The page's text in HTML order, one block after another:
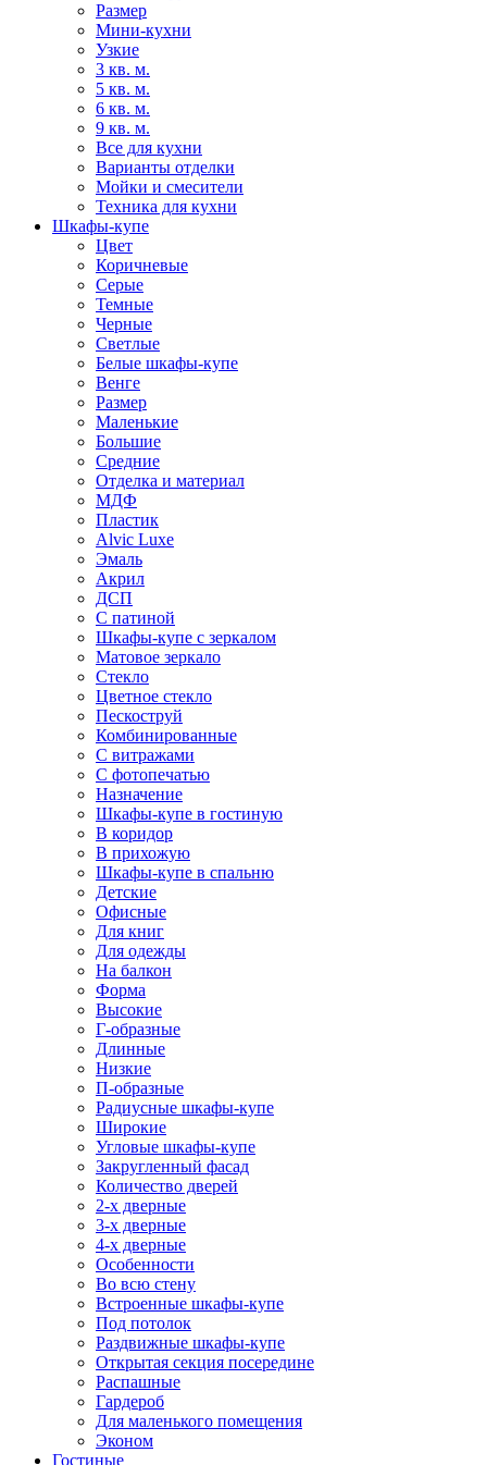
Размер
Мини-кухни
Узкие
3 кв. м.
5 кв. м.
6 кв. м.
9 кв. м.
Все для кухни
Варианты отделки
Мойки и смесители
Техника для кухни
Шкафы-купе
Цвет
Коричневые
Серые
Темные
Черные
Светлые
Белые шкафы-купе
Венге
Размер
Маленькие
Большие
Средние
Отделка и материал
МДФ
Пластик
Alvic Luxe
Эмаль
Акрил
ДСП
С патиной
Шкафы-купе с зеркалом
Матовое зеркало
Стекло
Цветное стекло
Пескоструй
Комбинированные
С витражами
С фотопечатью
Назначение
Шкафы-купе в гостиную
В коридор
В прихожую
Шкафы-купе в спальню
Детские
Офисные
Для книг
Для одежды
На балкон
Форма
Высокие
Г-образные
Длинные
Низкие
П-образные
Радиусные шкафы-купе
Широкие
Угловые шкафы-купе
Закругленный фасад
Количество дверей
2-х дверные
3-х дверные
4-х дверные
Особенности
Во всю стену
Встроенные шкафы-купе
Под потолок
Раздвижные шкафы-купе
Открытая секция посередине
Распашные
Гардероб
Для маленького помещения
Эконом
Гостиные